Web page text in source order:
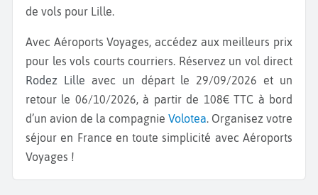
de vols pour Lille.
Avec Aéroports Voyages, accédez aux meilleurs prix
pour les vols courts courriers. Réservez un vol direct
Rodez Lille avec un départ le 29/09/2026 et un
retour le 06/10/2026, à partir de 108€ TTC à bord
d’un avion de la compagnie Volotea. Organisez votre
séjour en France en toute simplicité avec Aéroports
Voyages !